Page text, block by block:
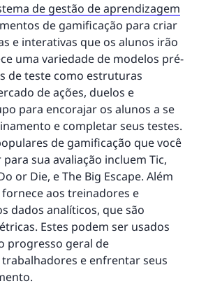
de gestão de aprendizagem
de gamificação para criar
e interativas que os alunos irão
uma variedade de modelos pré-
de teste como estruturas
de ações, duelos e
para encorajar os alunos a se
e completar seus testes.
de gamificação que você
sua avaliação incluem Tic,
or Die, e The Big Escape. Além
aos treinadores e
dados analíticos, que são
Estes podem ser usados
progresso geral de
e enfrentar seus